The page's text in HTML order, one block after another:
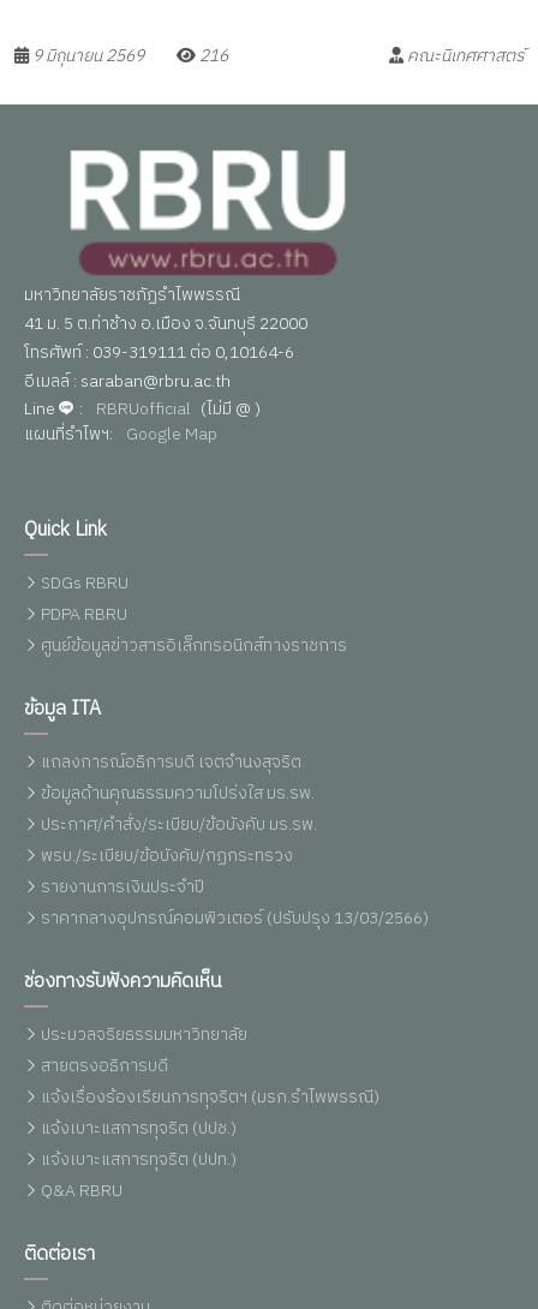
9 มิถุนายน 2569 216 คณะนิเทศศาสตร์
มหาวิทยาลัยราชภัฏรำไพพรรณี
41 ม. 5 ต.ท่าช้าง อ.เมือง จ.จันทบุรี 22000
โทรศัพท์ : 039-319111 ต่อ 0,10164-6
อีเมลล์ : saraban@rbru.ac.th
Line
: RBRUofficial (ไม่มี @ )
แผนที่รำไพฯ: Google Map
Quick Link
SDGs RBRU
PDPA RBRU
ศูนย์ข้อมูลข่าวสารอิเล็กทรอนิกส์ทางราชการ
ข้อมูล ITA
แถลงการณ์อธิการบดี เจตจำนงสุจริต
ข้อมูลด้านคุณธรรมความโปร่งใส มร.รพ.
ประกาศ/คำสั่ง/ระเบียบ/ข้อบังคับ มร.รพ.
พรบ./ระเบียบ/ข้อบังคับ/กฏกระทรวง
รายงานการเงินประจำปี
ราคากลางอุปกรณ์คอมพิวเตอร์ (ปรับปรุง 13/03/2566)
ช่องทางรับฟังความคิดเห็น
ประมวลจริยธรรมมหาวิทยาลัย
สายตรงอธิการบดี
แจ้งเรื่องร้องเรียนการทุจริตฯ (มรภ.รำไพพรรณี)
แจ้งเบาะแสการทุจริต (ปปช.)
แจ้งเบาะแสการทุจริต (ปปท.)
Q&A RBRU
ติดต่อเรา